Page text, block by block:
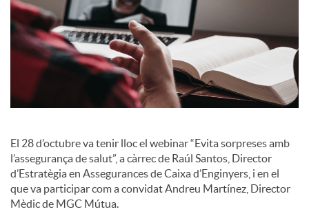
i
a
l
s
El 28 d’octubre va tenir lloc el webinar “Evita sorpreses amb
l’assegurança de salut”, a càrrec de Raúl Santos, Director
d’Estratègia en Assegurances de Caixa d’Enginyers, i en el
que va participar com a convidat Andreu Martínez, Director
Mèdic de MGC Mútua.